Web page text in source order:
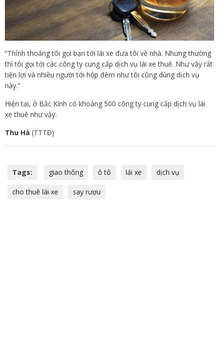
“Thỉnh thoảng tôi gọi bạn tới lái xe đưa tôi về nhà. Nhưng thường
thì tôi gọi tới các công ty cung cấp dịch vụ lái xe thuê. Như vậy rất
tiện lợi và nhiều người tới hộp đêm như tôi cũng dùng dịch vụ
này.”
Hiện tại, ở Bắc Kinh có khoảng 500 công ty cung cấp dịch vụ lái
xe thuê như vậy.
Thu Hà (TTTĐ)
Tags: giao thông ô tô lái xe dịch vụ
cho thuê lái xe say rượu